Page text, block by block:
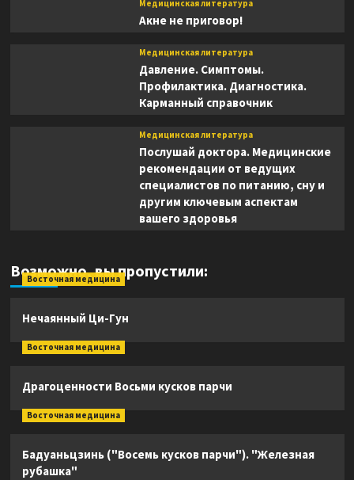
Медицинская литература
Акне не приговор!
Медицинская литература
Давление. Симптомы.
Профилактика. Диагностика.
Карманный справочник
Медицинская литература
Послушай доктора. Медицинские
рекомендации от ведущих
специалистов по питанию, сну и
другим ключевым аспектам
вашего здоровья
Возможно, вы пропустили:
Восточная медицина
Нечаянный Ци-Гун
Восточная медицина
Драгоценности Восьми кусков парчи
Восточная медицина
Бадуаньцзинь ("Восемь кусков парчи"). "Железная
рубашка"